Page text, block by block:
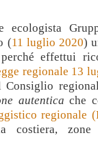
ecologista
(11 luglio 2020)
effettui
regionale 13
autentica che
regionale
costiera,